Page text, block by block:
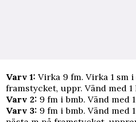
Varv 1: Virka 9 fm. Virka 1 sm
framstycket, uppr. Vänd med 1
Varv 2: 9 fm i bmb. Vänd med
Varv 3: 9 fm i bmb. Vänd med